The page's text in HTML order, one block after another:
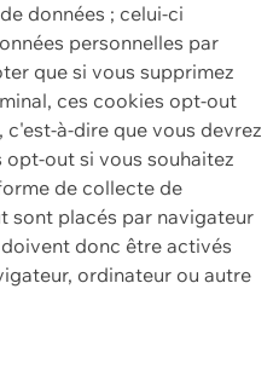
données ; celui-ci
personnelles par
que si vous supprimez
ces cookies opt-out
à-dire que vous devrez
out si vous souhaitez
de collecte de
sont placés par navigateur
donc être activés
ordinateur ou autre